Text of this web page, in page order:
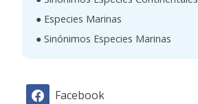
● Especies Marinas
● Sinónimos Especies Marinas
Facebook